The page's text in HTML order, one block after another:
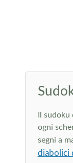
Il
ogni
segni a
diabolici